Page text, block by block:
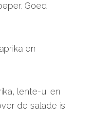
Goed
en
lente-ui en
de salade is